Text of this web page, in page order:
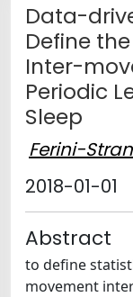
Data-
Define
Inter-
Periodic
Sleep
Ferini-
2018-01-01
Abstract
to define
movement